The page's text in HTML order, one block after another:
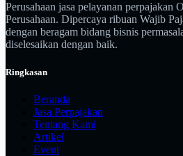
Perusahaan jasa pelayanan perpajakan
Perusahaan. Dipercaya ribuan Wajib
dengan beragam bidang bisnis
diselesaikan dengan baik.
Ringkasan
Beranda
Jasa Perpajakan
Tentang Kami
Artikel
Event